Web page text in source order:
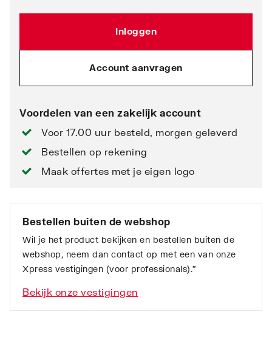
Inloggen
Account aanvragen
Voordelen van een zakelijk account
Voor 17.00 uur besteld, morgen geleverd
Bestellen op rekening
Maak offertes met je eigen logo
Bestellen buiten de webshop
Wil je het product bekijken en bestellen buiten de
webshop, neem dan contact op met een van onze
Xpress vestigingen (voor professionals).”
Bekijk onze vestigingen